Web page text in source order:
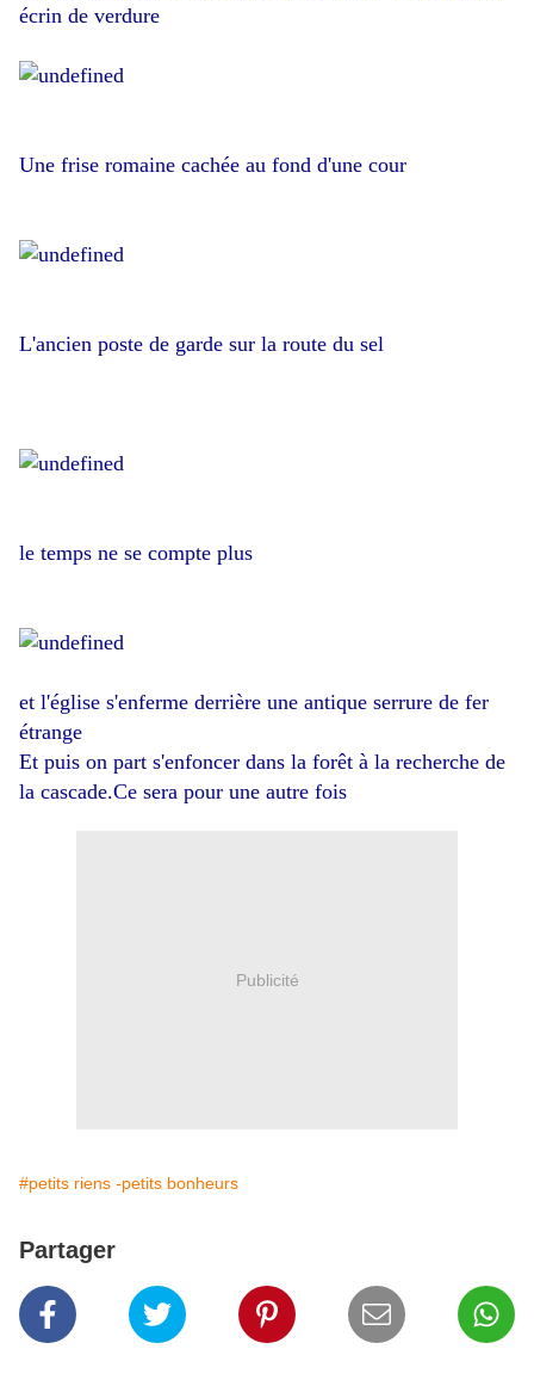
écrin de verdure
Une frise romaine cachée au fond d'une cour
L'ancien poste de garde sur la route du sel
le temps ne se compte plus
et l'église s'enferme derrière une antique serrure de fer
étrange
Et puis on part s'enfoncer dans la forêt à la recherche de
la cascade.Ce sera pour une autre fois
Publicité
#petits riens -petits bonheurs
Partager